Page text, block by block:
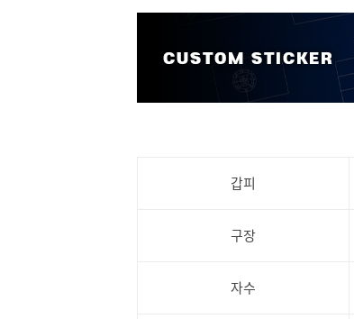
갑피
구장
자수